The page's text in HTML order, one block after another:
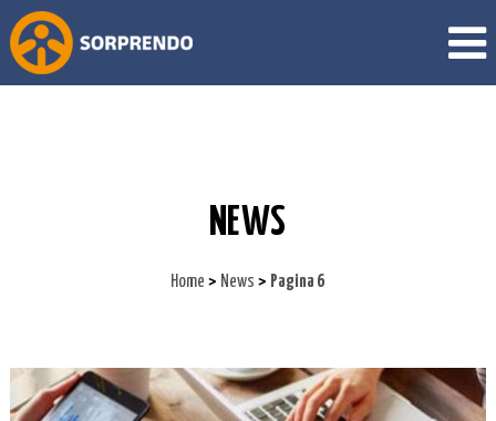
NEWS
Home > News > Pagina 6